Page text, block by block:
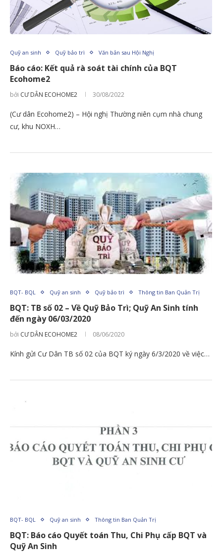
Quỹ an sinh Quỹ bảo trì Văn bản sau Hội Nghị
Báo cáo: Kết quả rà soát tài chính của BQT
Ecohome2
bởi CƯ DÂN ECOHOME2 30/08/2022
(Cư dân Ecohome2) – Hội nghị Thường niên cụm nhà chung
cư, khu NOXH…
BQT- BQL Quỹ an sinh Quỹ bảo trì Thông tin Ban Quản Trị
BQT: TB số 02 – Về Quỹ Bảo Trì; Quỹ An Sinh tính
đến ngày 06/03/2020
bởi CƯ DÂN ECOHOME2 08/06/2020
Kính gửi Cư Dân TB số 02 của BQT ký ngày 6/3/2020 về việc…
BQT- BQL Quỹ an sinh Thông tin Ban Quản Trị
BQT: Báo cáo Quyết toán Thu, Chi Phụ cấp BQT và
Quỹ An Sinh